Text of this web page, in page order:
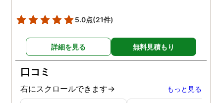
5.0点(21件)
詳細を見る 無料見積もり
口コミ
右にスクロールできます→ もっと見る